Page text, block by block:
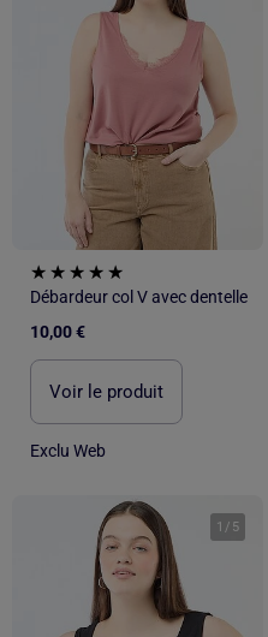
Débardeur col V avec dentelle
10,00 €
Voir le produit
Exclu Web
1 / 5